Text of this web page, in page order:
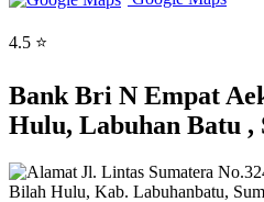
4.5 ⭐
Bank Bri N Empat
Hulu, Labuhan Batu ,
Jl. Lintas Sumatera
Bilah Hulu, Kab. Labuhanbatu,